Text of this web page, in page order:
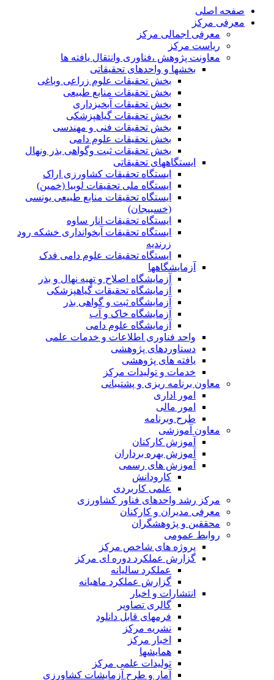
صفحه اصلی
معرفی مرکز
معرفی اجمالی مرکز
ریاست مرکز
معاونت پژوهش ،فناوری وانتقال یافته ها
بخشها و واحدهای تحقیقاتی
بخش تحقیقات علوم زراعی وباغی
بخش تحقیقات منابع طبیعی
بخش تحقیقات آبخیزداری
بخش تحقیقات گیاهپزشکی
بخش تحقیقات فنی و مهندسی
بخش تحقیقات علوم دامی
بخش تحقیقات ثبت وگواهی بذر ونهال
ایستگاههای تحقیقاتی
ایستگاه تحقیقات کشاورزی اراک
ایستگاه ملی تحقیقات لوبیا (خمین)
ایستگاه تحقیقات منابع طبیعی یونسی
(خسبیجان)
ایستگاه تحقیقات انار ساوه
ایستگاه تحقیقات آبخوانداری خشکه رود
زرندیه
ایستگاه تحقیقات علوم دامی فدک
آزمایشگاهها
آزمایشگاه اصلاح و تهیه نهال و بذر
آزمایشگاه تحقیقات گیاهپزشکی
آزمایشگاه ثبت و گواهی بذر
آزمایشگاه خاک و آب
آزمایشگاه علوم دامی
واحد فناوری اطلاعات و خدمات علمی
دستاوردهای پژوهشی
یافته های پژوهشی
خدمات و تولیدات مرکز
معاون برنامه ریزی و پشتیبانی
امور اداری
امور مالی
طرح وبرنامه
معاون آموزشی
آموزش کارکنان
آموزش بهره برداران
آموزش های رسمی
کارودانش
علمی کاربردی
مرکز رشد واحدهای فناور کشاورزی
معرفی مدیران و کارکنان
محققین و پژوهشگران
روابط عمومی
پروژه های شاخص مرکز
گزارش عملکرد دوره ای مرکز
عملکرد سالیانه
گزارش عملکرد ماهیانه
انتشارات و اخبار
گالری تصاویر
فرمهای قابل دانلود
نشریه مرکز
اخبار مرکز
همایشها
تولیدات علمی مرکز
آمار و طرح آزمایشات کشاورزی